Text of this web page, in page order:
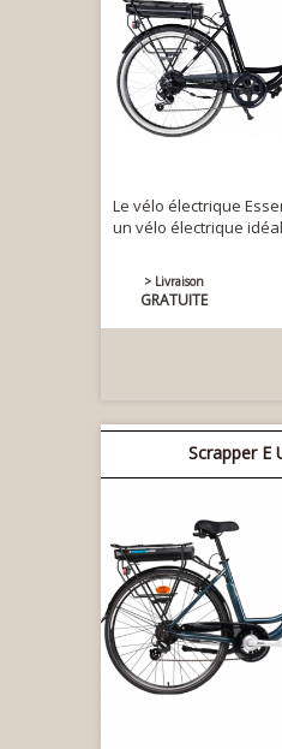
Le vélo électrique
un vélo électrique
> Livraison
GRATUITE
Scrapper E